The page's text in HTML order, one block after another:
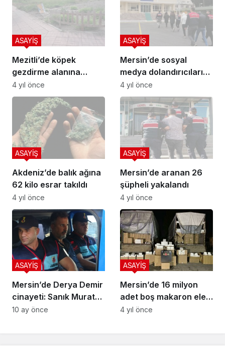
Mezitli’de köpek
gezdirme alanına
saldırı yapıldı
ASAYİŞ
4 yıl önce
Mersin’de sosyal
medya dolandırıcılarına
operasyon: 8 gözaltı
ASAYİŞ
4 yıl önce
Akdeniz’de balık ağına
62 kilo esrar takıldı
ASAYİŞ
4 yıl önce
Mersin’de aranan 26
şüpheli yakalandı
ASAYİŞ
4 yıl önce
Mersin’de Derya Demir
cinayeti: Sanık Murat
Okur’a ağırlaştırılmış
ASAYİŞ
10 ay önce
Mersin’de 16 milyon
adet boş makaron ele
geçirildi
ASAYİŞ
4 yıl önce